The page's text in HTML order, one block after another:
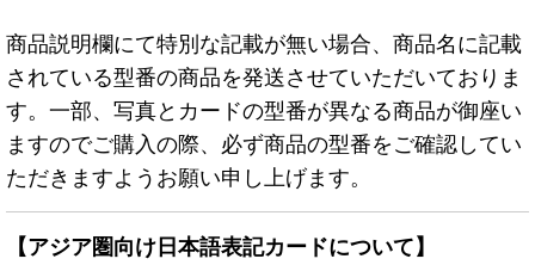
商品説明欄にて特別な記載が無い場合、商品名に記載
されている型番の商品を発送させていただいておりま
す。一部、写真とカードの型番が異なる商品が御座い
ますのでご購入の際、必ず商品の型番をご確認してい
ただきますようお願い申し上げます。
【アジア圏向け日本語表記カードについて】